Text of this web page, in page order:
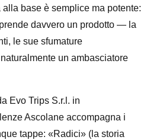
base è semplice ma potente:
davvero un prodotto — la
le sue sfumature
un ambasciatore
Evo Trips S.r.l. in
Ascolane accompagna i
tappe: «Radici» (la storia